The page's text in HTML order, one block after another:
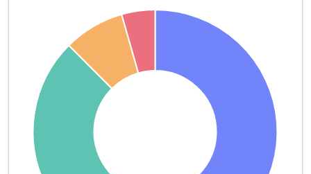
evsvalidation
Klavertuin 3
Fieke Harinck Training en Theater
Satijnvlinder 9
Firma Gebroeders Van der Krogt
Vossemeerlaan 3